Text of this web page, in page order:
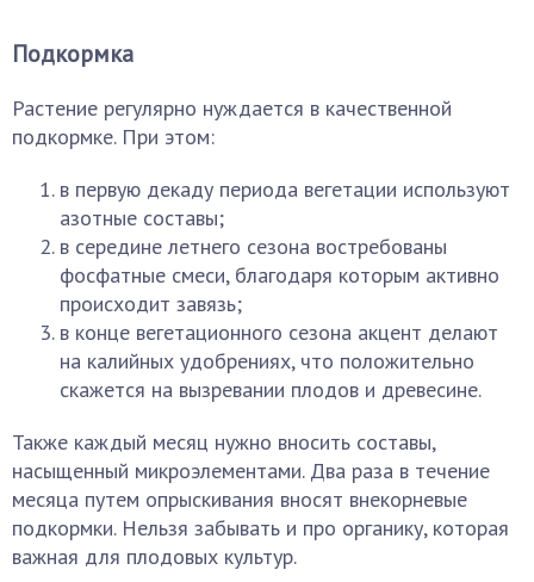
Подкормка
Растение регулярно нуждается в качественной
подкормке. При этом:
в первую декаду периода вегетации используют
азотные составы;
в середине летнего сезона востребованы
фосфатные смеси, благодаря которым активно
происходит завязь;
в конце вегетационного сезона акцент делают
на калийных удобрениях, что положительно
скажется на вызревании плодов и древесине.
Также каждый месяц нужно вносить составы,
насыщенный микроэлементами. Два раза в течение
месяца путем опрыскивания вносят внекорневые
подкормки. Нельзя забывать и про органику, которая
важная для плодовых культур.